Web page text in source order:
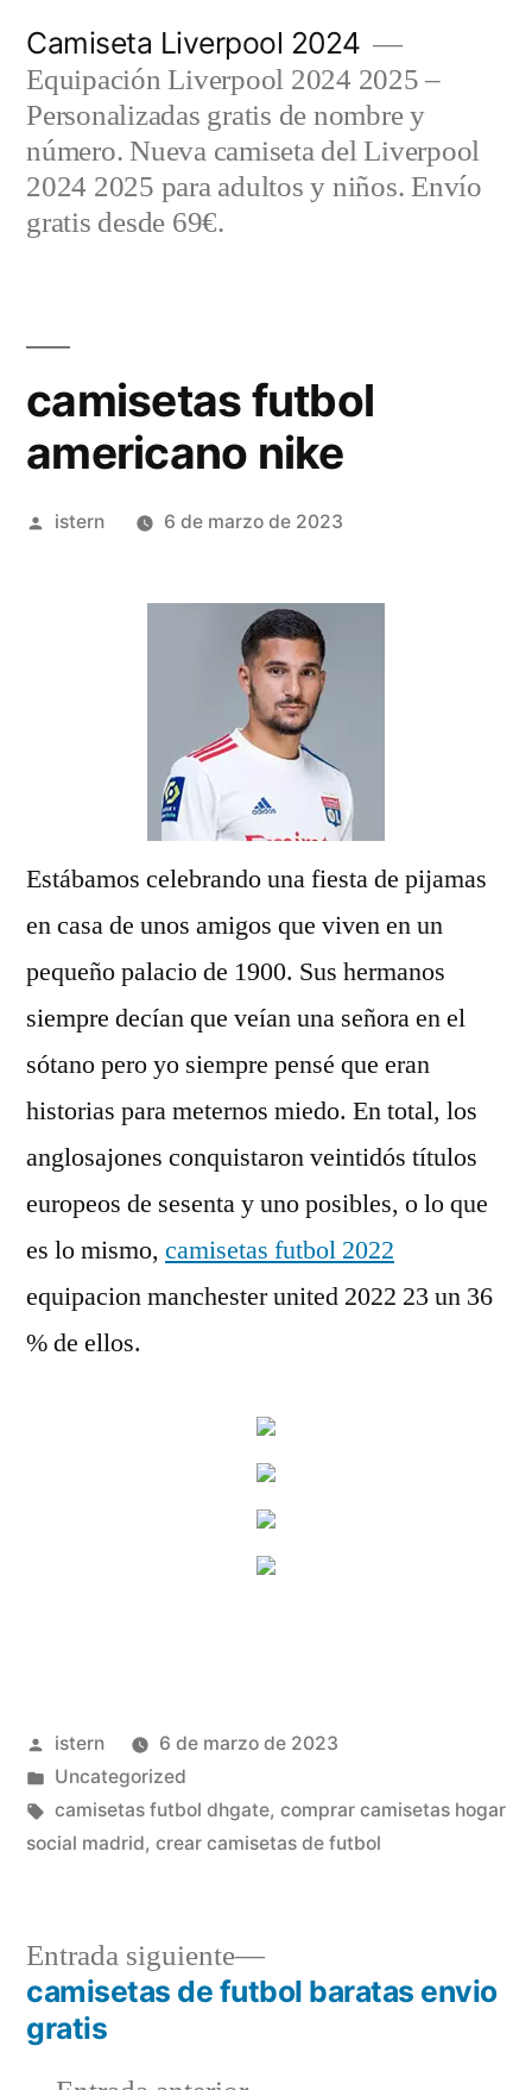
contenido
Camiseta Liverpool 2024
Equipación Liverpool 2024 2025 –
Personalizadas gratis de nombre y
número. Nueva camiseta del Liverpool
2024 2025 para adultos y niños. Envío
gratis desde 69€.
camisetas futbol
americano nike
Publicado
istern 6 de marzo de 2023
Estábamos celebrando una fiesta de pijamas
en casa de unos amigos que viven en un
pequeño palacio de 1900. Sus hermanos
siempre decían que veían una señora en el
sótano pero yo siempre pensé que eran
historias para meternos miedo. En total, los
anglosajones conquistaron veintidós títulos
europeos de sesenta y uno posibles, o lo que
es lo mismo, camisetas futbol 2022
equipacion manchester united 2022 23 un 36
% de ellos.
Publicado
por
istern
6 de marzo de 2023
Publicado
en
Uncategorized
Etiquetas:
camisetas futbol dhgate, comprar camisetas hogar
social madrid, crear camisetas de futbol
Navegación
Entrada siguiente
Entrada
siguiente:
camisetas de futbol baratas envio
gratis